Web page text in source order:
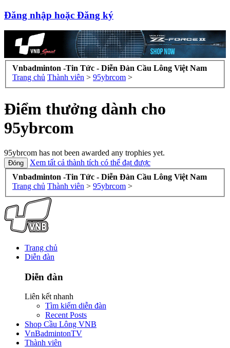
Đăng nhập hoặc Đăng ký
Vnbadminton -Tin Tức - Diễn Đàn Cầu Lông Việt Nam
Trang chủ Thành viên > 95ybrcom >
Điểm thưởng dành cho
95ybrcom
95ybrcom has not been awarded any trophies yet.
Xem tất cả thành tích có thể đạt được
Vnbadminton -Tin Tức - Diễn Đàn Cầu Lông Việt Nam
Trang chủ Thành viên > 95ybrcom >
Trang chủ
Diễn đàn
Diễn đàn
Liên kết nhanh
Tìm kiếm diễn đàn
Recent Posts
Shop Cầu Lông VNB
VnBadmintonTV
Thành viên